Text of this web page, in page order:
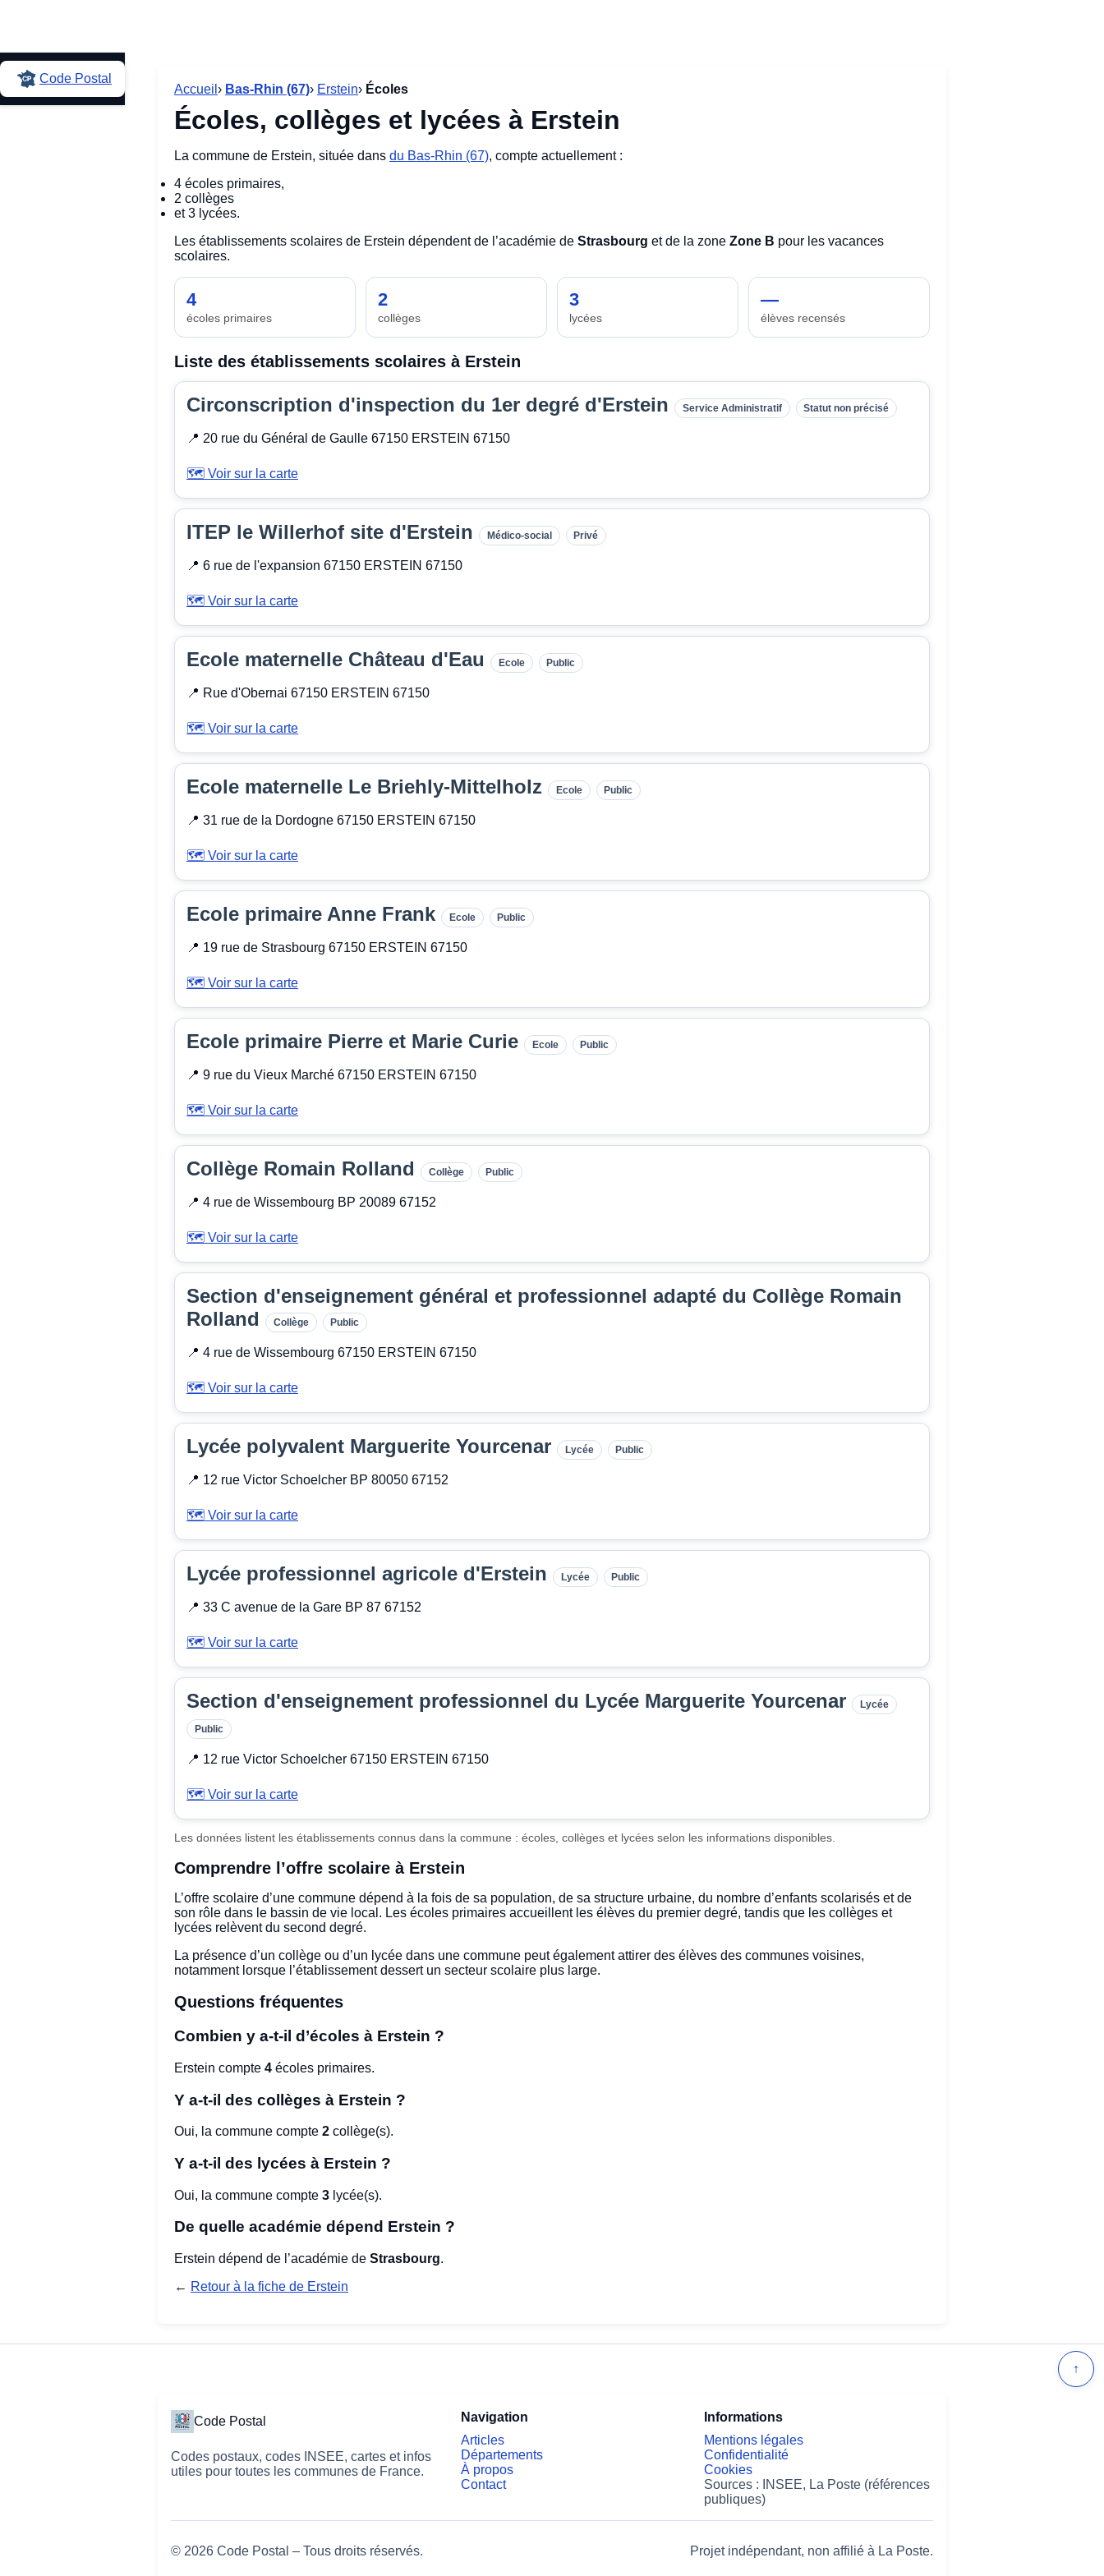
Code Postal
Accueil › Bas-Rhin (67)› Erstein› Écoles
Écoles, collèges et lycées à Erstein
La commune de Erstein, située dans du Bas-Rhin (67), compte actuellement :
4 écoles primaires,
2 collèges
et 3 lycées.
Les établissements scolaires de Erstein dépendent de l’académie de Strasbourg et de la zone Zone B pour les vacances
scolaires.
4
écoles primaires
2
collèges
3
lycées
—
élèves recensés
Liste des établissements scolaires à Erstein
Circonscription d'inspection du 1er degré d'Erstein Service Administratif Statut non précisé
📍 20 rue du Général de Gaulle 67150 ERSTEIN 67150
🗺️ Voir sur la carte
ITEP le Willerhof site d'Erstein Médico-social Privé
📍 6 rue de l'expansion 67150 ERSTEIN 67150
🗺️ Voir sur la carte
Ecole maternelle Château d'Eau Ecole Public
📍 Rue d'Obernai 67150 ERSTEIN 67150
🗺️ Voir sur la carte
Ecole maternelle Le Briehly-Mittelholz Ecole Public
📍 31 rue de la Dordogne 67150 ERSTEIN 67150
🗺️ Voir sur la carte
Ecole primaire Anne Frank Ecole Public
📍 19 rue de Strasbourg 67150 ERSTEIN 67150
🗺️ Voir sur la carte
Ecole primaire Pierre et Marie Curie Ecole Public
📍 9 rue du Vieux Marché 67150 ERSTEIN 67150
🗺️ Voir sur la carte
Collège Romain Rolland Collège Public
📍 4 rue de Wissembourg BP 20089 67152
🗺️ Voir sur la carte
Section d'enseignement général et professionnel adapté du Collège Romain
Rolland
Collège Public
📍 4 rue de Wissembourg 67150 ERSTEIN 67150
🗺️ Voir sur la carte
Lycée polyvalent Marguerite Yourcenar Lycée Public
📍 12 rue Victor Schoelcher BP 80050 67152
🗺️ Voir sur la carte
Lycée professionnel agricole d'Erstein Lycée Public
📍 33 C avenue de la Gare BP 87 67152
🗺️ Voir sur la carte
Section d'enseignement professionnel du Lycée Marguerite Yourcenar Lycée
Public
📍 12 rue Victor Schoelcher 67150 ERSTEIN 67150
🗺️ Voir sur la carte
Les données listent les établissements connus dans la commune : écoles, collèges et lycées selon les informations disponibles.
Comprendre l’offre scolaire à Erstein
L’offre scolaire d’une commune dépend à la fois de sa population, de sa structure urbaine, du nombre d’enfants scolarisés et de
son rôle dans le bassin de vie local. Les écoles primaires accueillent les élèves du premier degré, tandis que les collèges et
lycées relèvent du second degré.
La présence d’un collège ou d’un lycée dans une commune peut également attirer des élèves des communes voisines,
notamment lorsque l’établissement dessert un secteur scolaire plus large.
Questions fréquentes
Combien y a-t-il d’écoles à Erstein ?
Erstein compte 4 écoles primaires.
Y a-t-il des collèges à Erstein ?
Oui, la commune compte 2 collège(s).
Y a-t-il des lycées à Erstein ?
Oui, la commune compte 3 lycée(s).
De quelle académie dépend Erstein ?
Erstein dépend de l’académie de Strasbourg.
← Retour à la fiche de Erstein
↑
Code Postal
Codes postaux, codes INSEE, cartes et infos
utiles pour toutes les communes de France.
Navigation
Articles
Départements
À propos
Contact
Informations
Mentions légales
Confidentialité
Cookies
Sources : INSEE, La Poste (références
publiques)
© 2026 Code Postal – Tous droits réservés. Projet indépendant, non affilié à La Poste.